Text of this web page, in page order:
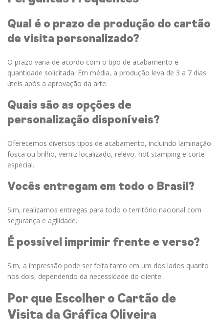
Qual é o prazo de produção do cartão
de visita personalizado?
O prazo varia de acordo com o tipo de acabamento e
quantidade solicitada. Em média, a produção leva de 3 a 7 dias
úteis após a aprovação da arte.
Quais são as opções de
personalização disponíveis?
Oferecemos diversos tipos de acabamento, incluindo laminação
fosca ou brilho, verniz localizado, relevo, hot stamping e corte
especial.
Vocês entregam em todo o Brasil?
Sim, realizamos entregas para todo o território nacional com
segurança e agilidade.
É possível imprimir frente e verso?
Sim, a impressão pode ser feita tanto em um dos lados quanto
nos dois, dependendo da necessidade do cliente.
Por que Escolher o Cartão de
Visita da Gráfica Oliveira